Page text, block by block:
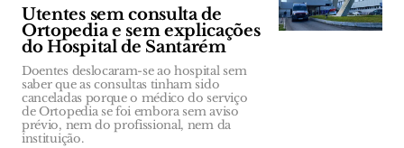
Utentes sem consulta de
Ortopedia e sem explicações
do Hospital de Santarém
Doentes deslocaram-se ao hospital sem
saber que as consultas tinham sido
canceladas porque o médico do serviço
de Ortopedia se foi embora sem aviso
prévio, nem do profissional, nem da
instituição.